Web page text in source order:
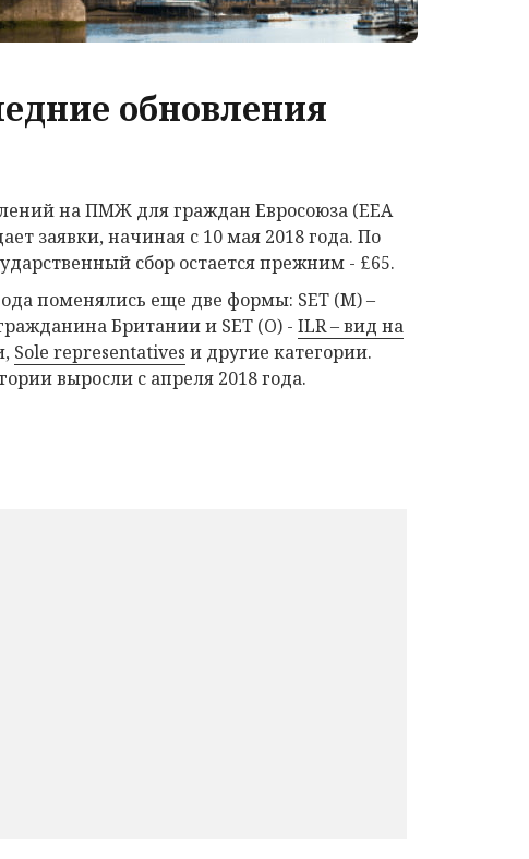
обновления
на ПМЖ для граждан Евросоюза (EEA
заявки, начиная с 10 мая 2018 года. По
сбор остается прежним - £65.
поменялись еще две формы: SET (M) –
Британии и SET (O) - ILR – вид на
Sole representatives и другие категории.
выросли с апреля 2018 года.